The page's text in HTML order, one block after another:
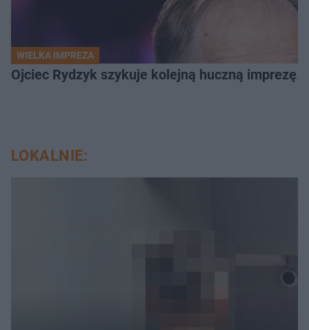
WIELKA IMPREZA
Ojciec Rydzyk szykuje kolejną huczną imprezę.
LOKALNIE: